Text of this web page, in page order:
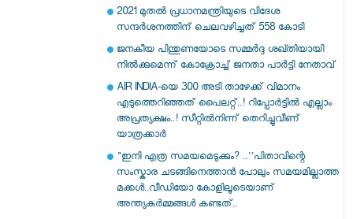
2021 മുതല്‍ പ്രധാനമന്ത്രിയുടെ വിദേശ
സന്ദര്‍ശനത്തിന് ചെലവഴിച്ചത് 558 കോടി
ജനകീയ പിന്തുണയോടെ സമ്മര്‍ദ്ദ ശഖ്തിയായി
നില്‍ക്കുമെന്ന് കോക്രോച്ച് ജനതാ പാര്‍ട്ടി നേതാവ്
AIR INDIA-യെ 300 അടി താഴേക്ക് വിമാനം
എടുത്തെറിഞ്ഞത് പൈലറ്റ്..! റിപ്പോർട്ടിൽ എല്ലാം
അപ്രത്യക്ഷം..! സീറ്റിൽനിന്ന് തെറിച്ചുവീണ്
യാത്രക്കാർ
"ഇനി എത്ര സമയമെടുക്കും? ..''പിതാവിന്റെ
സംസ്കാര ചടങ്ങിനെത്താൻ പോലും സമയമില്ലാത്ത
മക്കൾ..വീഡിയോ കോളിലൂടെയാണ്
അന്ത്യകർമ്മങ്ങൾ കണ്ടത്..